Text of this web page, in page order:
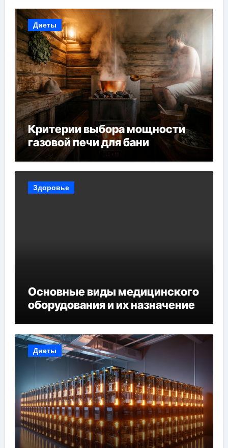
Диеты
Критерии выбора мощности
газовой печи для бани
Здоровье
Основные виды медицинского
оборудования и их назначение
Диеты